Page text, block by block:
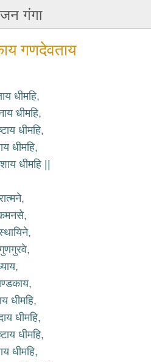
गंगा
गणदेवताय
धीमहि,
धीमहि,
धीमहि,
धीमहि,
धीमहि ||
धीमहि,
धीमहि,
धीमहि,
धीमहि,